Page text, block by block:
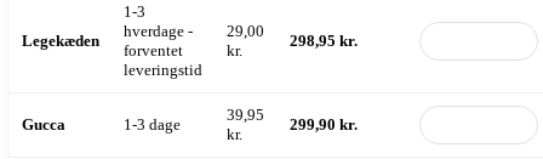
Legekæden
1-3
hverdage -
forventet
leveringstid
29,00
kr.
298,95 kr.
Gucca 1-3 dage
39,95
kr.
299,90 kr.